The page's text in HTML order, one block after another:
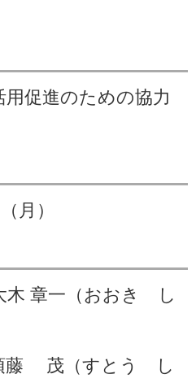
促進のための協力
月 ）
章一（おおき し
茂（すとう し